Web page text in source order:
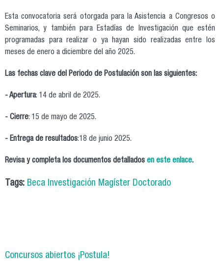
Esta convocatoria será otorgada para la Asistencia a Congresos o
Seminarios, y también para Estadías de Investigación que estén
programadas para realizar o ya hayan sido realizadas entre los
meses de enero a diciembre del año 2025.
Las fechas clave del Periodo de Postulación son las siguientes:
- Apertura: 14 de abril de 2025.
- Cierre: 15 de mayo de 2025.
- Entrega de resultados:18 de junio 2025.
Revisa y completa los documentos detallados en este enlace.
Tags: Beca Investigación Magíster Doctorado
Concursos abiertos ¡Postula!